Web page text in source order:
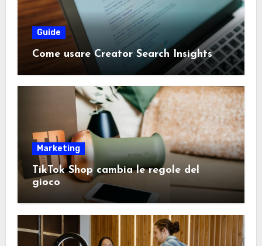
Guide
Come usare Creator Search Insights
Marketing
TikTok Shop cambia le regole del
gioco